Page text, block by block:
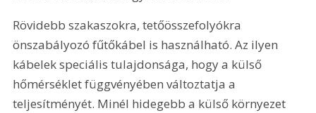
Rövidebb szakaszokra, tetőösszefolyókra
önszabályozó fűtőkábel is használható. Az ilyen
kábelek speciális tulajdonsága, hogy a külső
hőmérséklet függvényében változtatja a
teljesítményét. Minél hidegebb a külső környezet